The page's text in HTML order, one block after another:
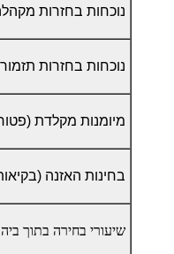
נוכחות בחזרות
נוכחות בחזרות
מיומנות מקלדת
בחינות האזנה
שיעורי בחירה בתוך